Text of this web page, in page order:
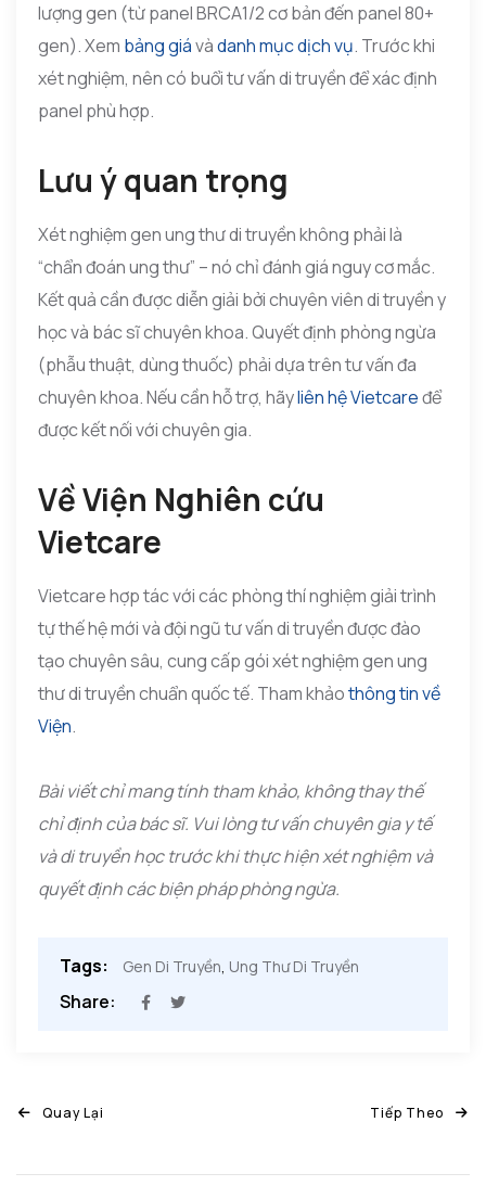
lượng gen (từ panel BRCA1/2 cơ bản đến panel 80+
gen). Xem bảng giávàdanh mục dịch vụ. Trước khi
xét nghiệm, nên có buổi tư vấn di truyền để xác định
panel phù hợp.
Lưu ý quan trọng
Xét nghiệm gen ung thư di truyền không phải là
“chẩn đoán ung thư” – nó chỉ đánh giá nguy cơ mắc.
Kết quả cần được diễn giải bởi chuyên viên di truyền y
học và bác sĩ chuyên khoa. Quyết định phòng ngừa
(phẫu thuật, dùng thuốc) phải dựa trên tư vấn đa
chuyên khoa. Nếu cần hỗ trợ, hãyliên hệ Vietcaređể
được kết nối với chuyên gia.
Về Viện Nghiên cứu
Vietcare
Vietcare hợp tác với các phòng thí nghiệm giải trình
tự thế hệ mới và đội ngũ tư vấn di truyền được đào
tạo chuyên sâu, cung cấp gói xét nghiệm gen ung
thư di truyền chuẩn quốc tế. Tham khảothông tin về
Viện.
Bài viết chỉ mang tính tham khảo, không thay thế
chỉ định của bác sĩ. Vui lòng tư vấn chuyên gia y tế
và di truyền học trước khi thực hiện xét nghiệm và
quyết định các biện pháp phòng ngừa.
Tags: Gen Di Truyền, Ung Thư Di Truyền
Share:
Quay Lại Tiếp Theo